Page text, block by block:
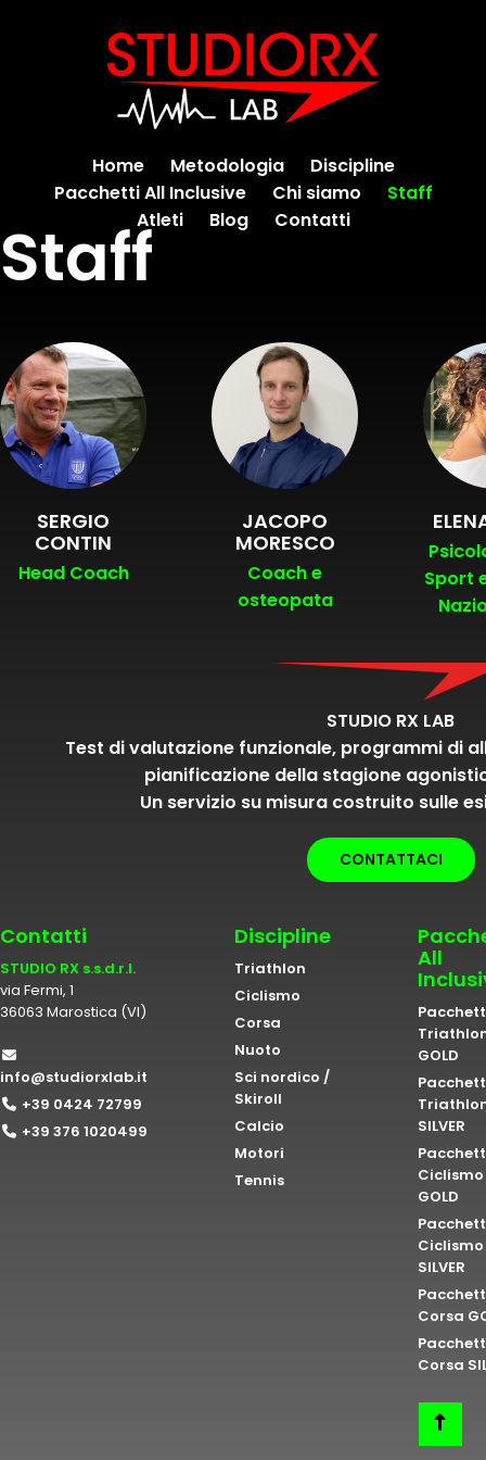
Home Metodologia
Discipline
Pacchetti All Inclusive
Chi siamo
Staff
Atleti
Blog Contatti
Staff
SERGIO
CONTIN
Head Coach
JACOPO
MORESCO
Coach e
osteopata
Sport
STUDIO RX LAB
Test di valutazione funzionale, programmi di
pianificazione della stagione
Un servizio su misura costruito sulle
CONTATTACI
Contatti
STUDIO RX s.s.d.r.l.
via Fermi, 1
36063 Marostica (VI)
info@studiorxlab.it
+39 0424 72799
+39 376 1020499
Discipline
Triathlon
Ciclismo
Corsa
Nuoto
Sci nordico /
Skiroll
Calcio
Motori
Tennis
All
GOLD
SILVER
Ciclismo
GOLD
Ciclismo
SILVER
Corsa
Corsa